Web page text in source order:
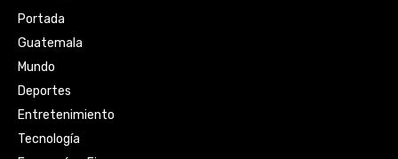
Portada
Guatemala
Mundo
Deportes
Entretenimiento
Tecnología